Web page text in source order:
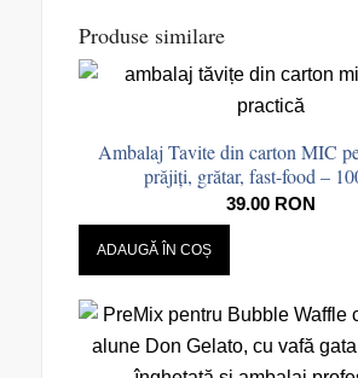
Produse similare
Ambalaj Tavite din carton MIC
prăjiți, grătar, fast-food –
39.00 RON
ADAUGĂ ÎN COȘ